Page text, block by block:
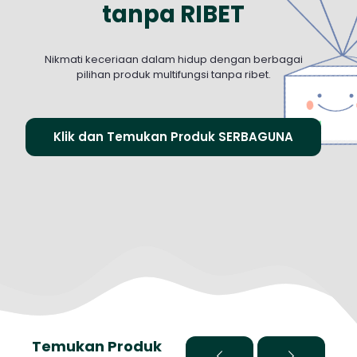
tanpa RIBET
Nikmati keceriaan dalam hidup dengan berbagai
pilihan produk multifungsi tanpa ribet.
Klik dan Temukan Produk SERBAGUNA
Temukan Produk